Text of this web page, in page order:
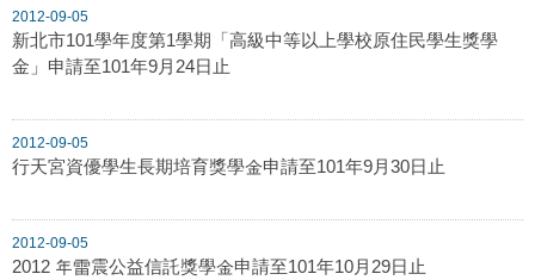
2012-09-05
新北市101學年度第1學期「高級中等以上學校原住民學生獎學
金」申請至101年9月24日止
2012-09-05
行天宮資優學生長期培育獎學金申請至101年9月30日止
2012-09-05
2012 年雷震公益信託獎學金申請至101年10月29日止